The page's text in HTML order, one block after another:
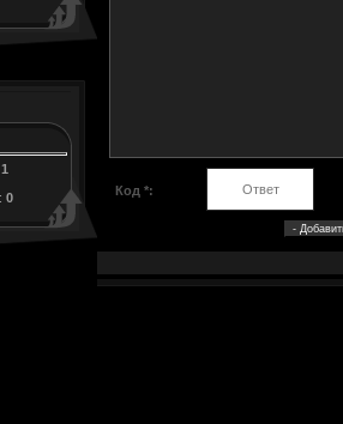
1
0 Код *: